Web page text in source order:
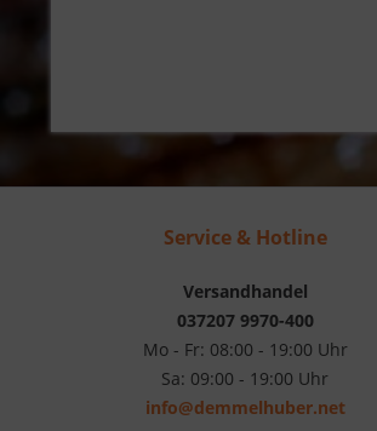
Service & Hotline
Versandhandel
037207 9970-400
Mo - Fr: 08:00 - 19:00 Uhr
Sa: 09:00 - 19:00 Uhr
info@demmelhuber.net